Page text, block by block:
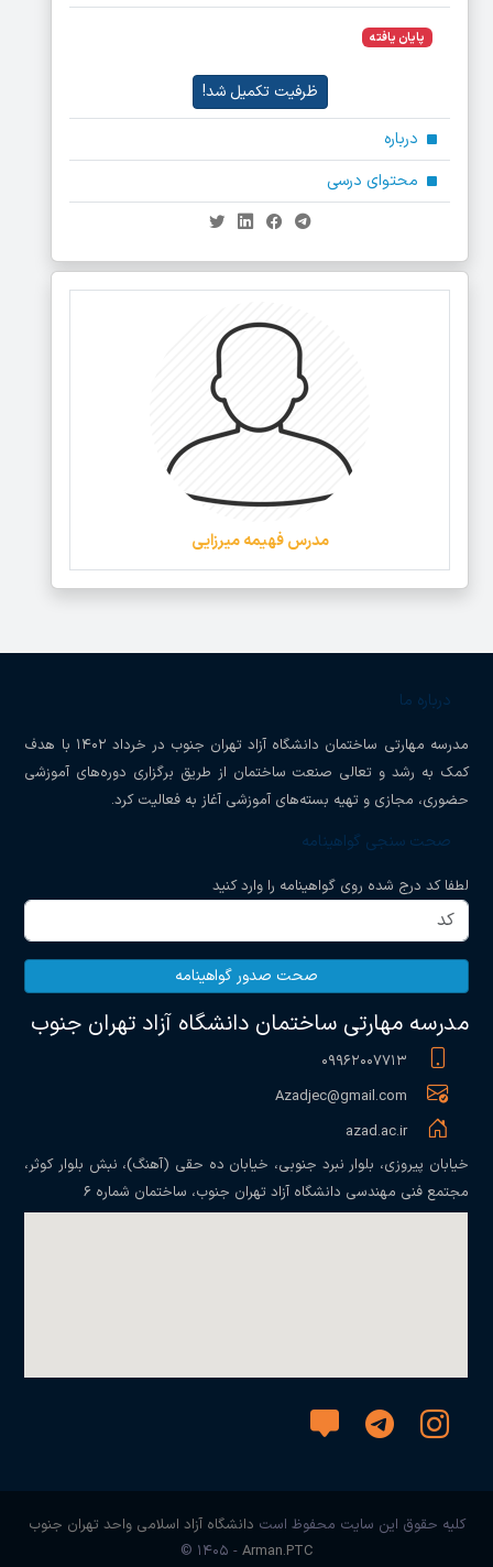
پایان یافته
ظرفیت تکمیل شد!
درباره
محتوای درسی
مدرس فهیمه میرزایی
درباره ما
مدرسه مهارتی ساختمان دانشگاه آزاد تهران جنوب در خرداد ۱۴۰۲ با هدف
کمک به رشد و تعالی صنعت ساختمان از طریق برگزاری دوره‌های آموزشی
حضوری، مجازی و تهیه بسته‌های آموزشی آغاز به فعالیت کرد.
صحت سنجی گواهینامه
لطفا کد درج شده روی گواهینامه را وارد کنید
صحت صدور گواهینامه
مدرسه مهارتی ساختمان دانشگاه آزاد تهران جنوب
۰۹۹۶۲۰۰۷۷۱۳
Azadjec@gmail.com
azad.ac.ir
خیابان پیروزی، بلوار نبرد جنوبی، خیابان ده حقی (آهنگ)، نبش بلوار کوثر،
مجتمع فنی مهندسی دانشگاه آزاد تهران جنوب، ساختمان شماره ۶
کلیه حقوق این سایت محفوظ است دانشگاه آزاد اسلامی واحد تهران جنوب
© ۱۴۰۵ - Arman.PTC